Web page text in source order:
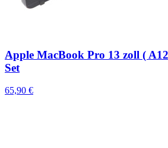
Apple MacBook Pro 13 zoll (
Set
65,90 €